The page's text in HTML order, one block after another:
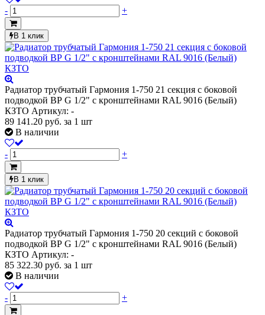
- +
В 1 клик
Радиатор трубчатый Гармония 1-750 21 секция с боковой
подводкой ВР G 1/2" с кронштейнами RAL 9016 (Белый)
КЗТО Артикул: -
89 141.20 руб. за 1 шт
В наличии
- +
В 1 клик
Радиатор трубчатый Гармония 1-750 20 секций с боковой
подводкой ВР G 1/2" с кронштейнами RAL 9016 (Белый)
КЗТО Артикул: -
85 322.30 руб. за 1 шт
В наличии
- +